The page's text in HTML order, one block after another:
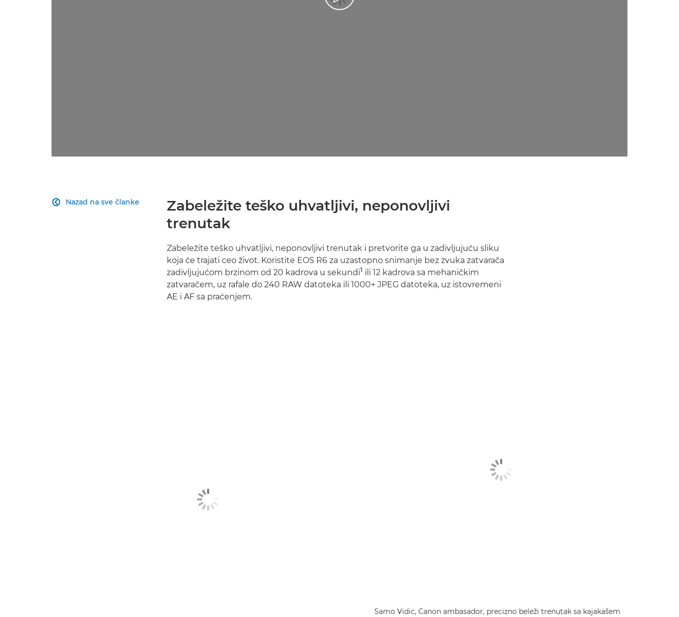
Nazad na sve članke

Zabeležite teško uhvatljivi, neponovljivi
trenutak
Zabeležite teško uhvatljivi, neponovljivi trenutak i pretvorite ga u zadivljujuću sliku
koja će trajati ceo život. Koristite EOS R6 za uzastopno snimanje bez zvuka zatvarača
zadivljujućom brzinom od 20 kadrova u sekundi1 ili 12 kadrova sa mehaničkim
zatvaračem, uz rafale do 240 RAW datoteka ili 1000+ JPEG datoteka, uz istovremeni
AE i AF sa praćenjem.
Samo Vidic, Canon ambasador, precizno beleži trenutak sa kajakašem